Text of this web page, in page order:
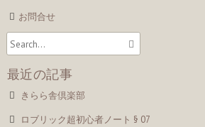
お問合せ
最近の記事
きらら舎倶楽部
ロブリック超初心者ノート § 07